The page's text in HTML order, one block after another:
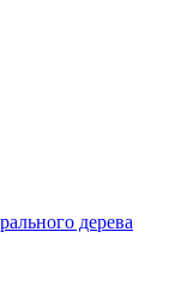
дерева